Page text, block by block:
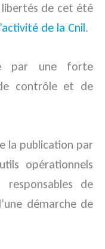
de cet été
de la Cnil.
par une forte
contrôle et de
la publication par
opérationnels
de
démarche de